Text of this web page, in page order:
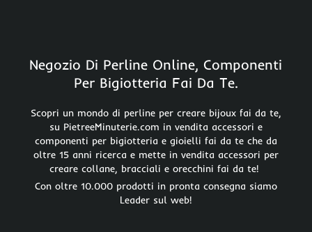
Negozio Di Perline Online, Componenti
Per Bigiotteria Fai Da Te.
Scopri un mondo di perline per creare bijoux fai da te,
su PietreeMinuterie.com in vendita accessori e
componenti per bigiotteria e gioielli fai da te che da
oltre 15 anni ricerca e mette in vendita accessori per
creare collane, bracciali e orecchini fai da te!
Con oltre 10.000 prodotti in pronta consegna siamo
Leader sul web!